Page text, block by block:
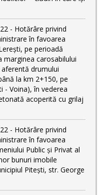
- Hotărâre privind
în favoarea
pe perioadă
carosabilului
drumului
la km 2+150, pe
- Voina), în vederea
acoperită cu grilaj
- Hotărâre privind
în favoarea
Public și Privat al
bunuri imobile
Pitești, str. George